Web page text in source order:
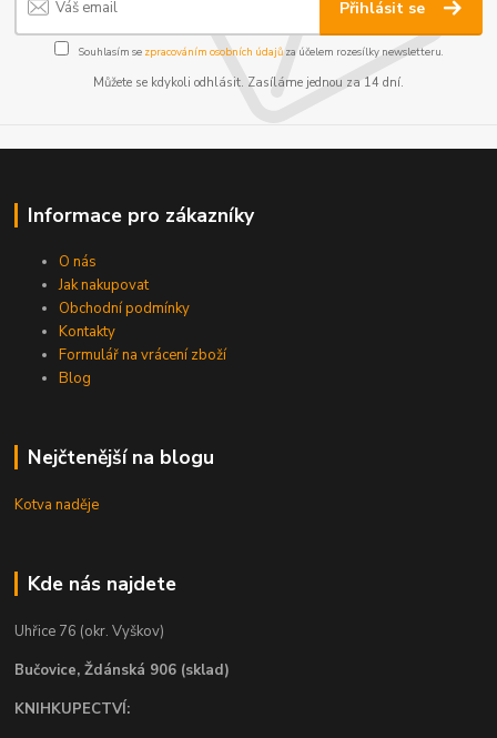
Přihlásit se
Souhlasím se zpracováním osobních údajůza účelem rozesílky newsletteru.
Můžete se kdykoli odhlásit. Zasíláme jednou za 14 dní.
Informace pro zákazníky
O nás
Jak nakupovat
Obchodní podmínky
Kontakty
Formulář na vrácení zboží
Blog
Nejčtenější na blogu
Kotva naděje
Kde nás najdete
Uhřice 76 (okr. Vyškov)
Bučovice, Ždánská 906 (sklad)
KNIHKUPECTVÍ: